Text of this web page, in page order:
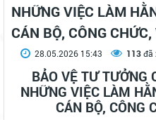
NHỮNG VIỆC LÀM
CÁN BỘ, CÔNG
28.05.2026 15:43 113đã
BẢO VỆ TƯ TƯỞNG
NHỮNG VIỆC LÀM
CÁN BỘ, CÔNG